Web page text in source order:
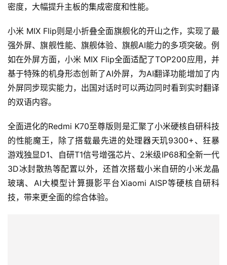
密度，大幅提升主板的集成密度和性能。
小米 MIX Flip则是小折叠全面旗舰化的开山之作，实现了最
强外屏、旗舰性能、旗舰体验、旗舰AI能力的多项突破。例
如在外屏方面，小米 MIX Flip全面适配了TOP200应用，并
基于特殊的机身形态创新了AI外屏，为AI翻译功能增加了内
外屏同步现实能力，出国对话时可以两边同时看到实时翻译
的双语内容。
全面进化的Redmi K70至尊版则是汇聚了小米硬核自研科技
的性能魔王，除了搭载最先进的处理器天玑9300+、狂暴
游戏独显D1、自研T1信号增强芯片、2米级IP68和全新一代
3D冰封散热等配置以外，还首次搭载小米自研的小米龙晶
玻璃、AI大模型计算摄影平台Xiaomi AISP等硬核自研科
技，带来更全面的综合体验。